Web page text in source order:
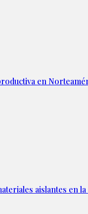
en
aislantes en